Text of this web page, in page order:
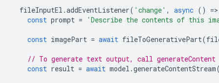
fileInputEl .addEventListener( 'change' , async () =>
const prompt = 'Describe the contents of this
const imagePart = await fileToGenerativePart(
// To generate text output, call
const result = await model .generateContentStream